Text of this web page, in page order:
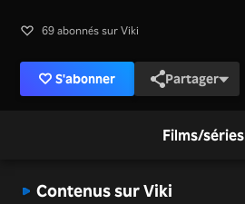
69 abonnés sur Viki
S'abonner Partager
Films/séries
Contenus sur Viki